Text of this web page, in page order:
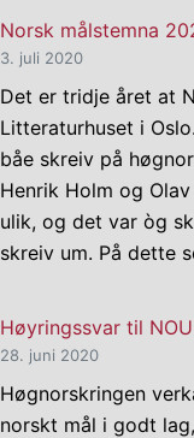
Norsk målstemna
3. juli 2020
Det er tridje året at
Litteraturhuset i
båe skreiv på
Henrik Holm og
ulik, og det var òg
skreiv um. På dette
Høyringssvar til
28. juni 2020
Høgnorskringen
norskt mål i godt